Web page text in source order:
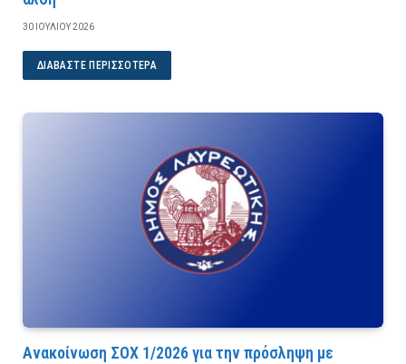
30 ΙΟΥΛΊΟΥ 2026
ΔΙΑΒΆΣΤΕ ΠΕΡΙΣΣΌΤΕΡΑ
Ανακοίνωση ΣΟΧ 1/2026 για την πρόσληψη με